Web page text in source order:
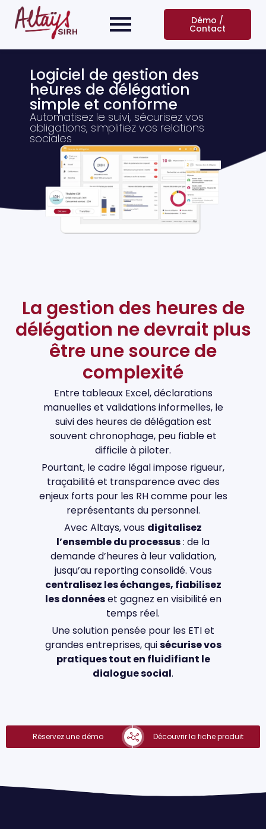
Démo /
Contact
Logiciel de gestion des
heures de délégation
simple et conforme
Automatisez le suivi, sécurisez vos
obligations, simplifiez vos relations
sociales
La gestion des heures de
délégation ne devrait plus
être une source de
complexité
Entre tableaux Excel, déclarations
manuelles et validations informelles, le
suivi des heures de délégation est
souvent chronophage, peu fiable et
difficile à piloter.
Pourtant, le cadre légal impose rigueur,
traçabilité et transparence avec des
enjeux forts pour les RH comme pour les
représentants du personnel.
Avec Altays, vous digitalisez
l’ensemble du processus: de la
demande d’heures à leur validation,
jusqu’au reporting consolidé. Vous
centralisez les échanges, fiabilisez
les donnéeset gagnez en visibilité en
temps réel.
Une solution pensée pour les ETI et
grandes entreprises, quisécurise vos
pratiques tout en fluidifiant le
dialogue social.
Réservez une démo Découvrir la fiche produit